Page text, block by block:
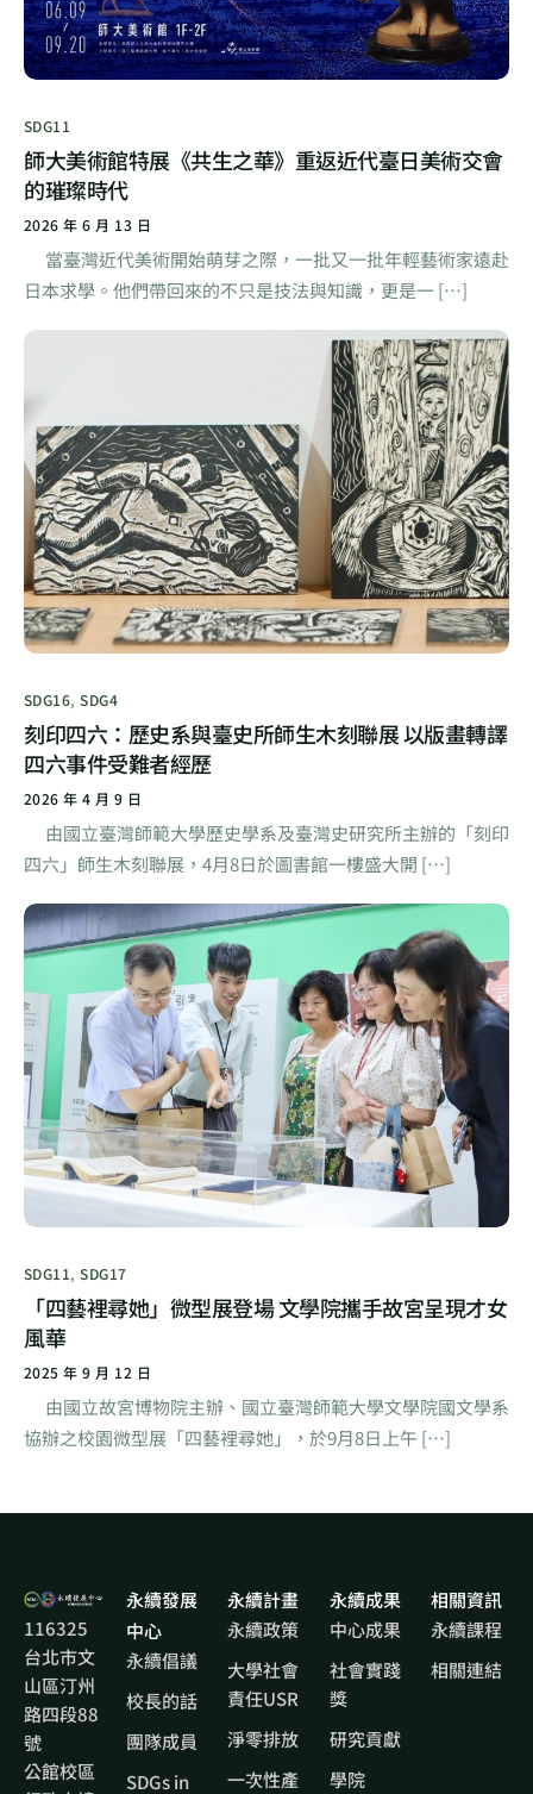
SDG11
師大美術館特展《共生之華》重返近代臺日美術交會
的璀璨時代
2026 年 6 月 13 日
當臺灣近代美術開始萌芽之際，一批又一批年輕藝術家遠赴
日本求學。他們帶回來的不只是技法與知識，更是一 […]
SDG16,SDG4
刻印四六：歷史系與臺史所師生木刻聯展 以版畫轉譯
四六事件受難者經歷
2026 年 4 月 9 日
由國立臺灣師範大學歷史學系及臺灣史研究所主辦的「刻印
四六」師生木刻聯展，4月8日於圖書館一樓盛大開 […]
SDG11,SDG17
「四藝裡尋她」微型展登場 文學院攜手故宮呈現才女
風華
2025 年 9 月 12 日
由國立故宮博物院主辦、國立臺灣師範大學文學院國文學系
協辦之校園微型展「四藝裡尋她」，於9月8日上午 […]
116325
台北市文
山區汀州
路四段88
號
公館校區
永續發展
中心
永續倡議
校長的話
團隊成員
SDGs in
永續計畫
永續政策
大學社會
責任USR
淨零排放
一次性產
永續成果
中心成果
社會實踐
獎
研究貢獻
學院
相關資訊
永續課程
相關連結